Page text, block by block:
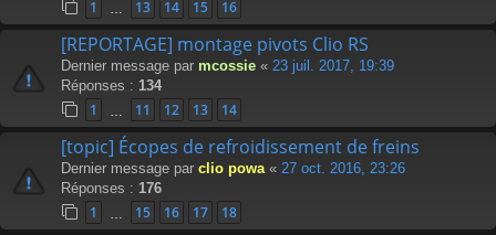
1 13 14 15 16
[REPORTAGE] montage pivots Clio RS
Dernier message par mcossie « 23 juil. 2017, 19:39
Réponses : 134
1 11 12 13 14
[topic] Écopes de refroidissement de freins
Dernier message par clio powa « 27 oct. 2016, 23:26
Réponses : 176
1 15 16 17 18